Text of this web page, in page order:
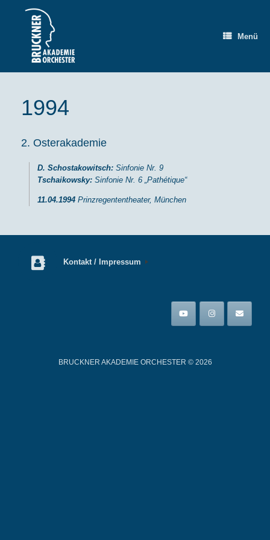
Menü
1994
2. Osterakademie
D. Schostakowitsch: Sinfonie Nr. 9
Tschaikowsky: Sinfonie Nr. 6 „Pathétique“
11.04.1994 Prinzregententheater, München
Kontakt / Impressum
BRUCKNER AKADEMIE ORCHESTER © 2026